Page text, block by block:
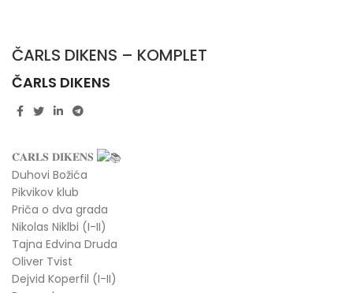
ČARLS DIKENS – KOMPLET
ČARLS DIKENS
𝐂̌𝐀𝐑𝐋𝐒 𝐃𝐈𝐊𝐄𝐍𝐒
Duhovi Božića
Pikvikov klub
Priča o dva grada
Nikolas Niklbi (I-II)
Tajna Edvina Druda
Oliver Tvist
Dejvid Koperfil (I-II)